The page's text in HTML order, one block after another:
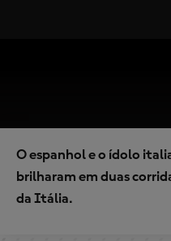
O espanhol e o ídolo
brilharam em duas
da Itália.